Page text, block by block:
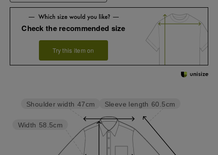
Check the recommended size
Try this item on
Sleeve length 60.5cm
Width 58.5cm
Shoulder width 47cm